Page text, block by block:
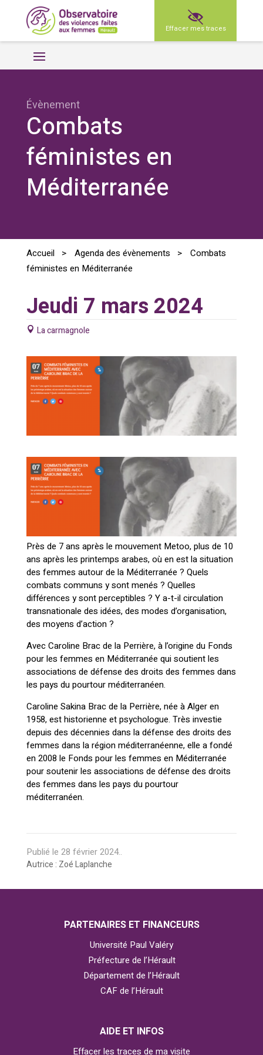
Effacer mes traces
Évènement
Combats
féministes en
Méditerranée
Accueil > Agenda des évènements >
Combats
féministes en Méditerranée
Jeudi 7 mars 2024
La carmagnole
Près de 7 ans après le mouvement Metoo, plus de 10
ans après les printemps arabes, où en est la situation
des femmes autour de la Méditerranée ? Quels
combats communs y sont menés ? Quelles
différences y sont perceptibles ? Y a-t-il circulation
transnationale des idées, des modes d’organisation,
des moyens d’action ?
Avec Caroline Brac de la Perrière, à l’origine du Fonds
pour les femmes en Méditerranée qui soutient les
associations de défense des droits des femmes dans
les pays du pourtour méditerranéen.
Caroline Sakina Brac de la Perrière, née à Alger en
1958, est historienne et psychologue. Très investie
depuis des décennies dans la défense des droits des
femmes dans la région méditerranéenne, elle a fondé
en 2008 le Fonds pour les femmes en Méditerranée
pour soutenir les associations de défense des droits
des femmes dans les pays du pourtour
méditerranéen.
Publié le 28 février 2024..
Autrice : Zoé Laplanche
PARTENAIRES ET FINANCEURS
Université Paul Valéry
Préfecture de l’Hérault
Département de l’Hérault
CAF de l’Hérault
AIDE ET INFOS
Effacer les traces de ma visite